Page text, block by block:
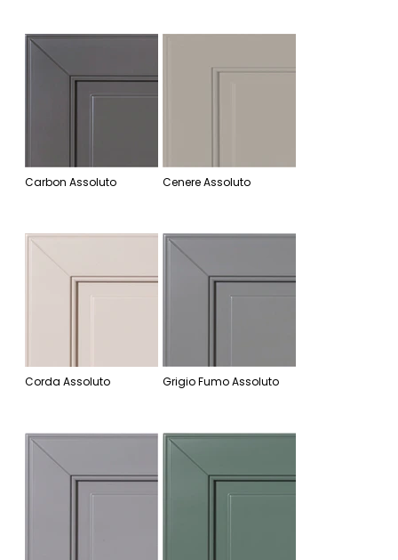
Carbon Assoluto Cenere Assoluto
Corda Assoluto Grigio Fumo Assoluto